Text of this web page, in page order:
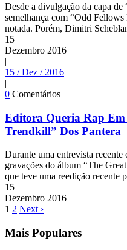
Desde a divulgação da capa
semelhança com “Odd
notada. Porém, Dimitri
15
Dezembro 2016
|
15 / Dez / 2016
|
0 Comentários
Editora Queria Rap
Trendkill” Dos Pantera
Durante uma entrevista
gravações do álbum “The
que teve uma reedição recente
15
Dezembro 2016
1 2 Next ›
Mais Populares